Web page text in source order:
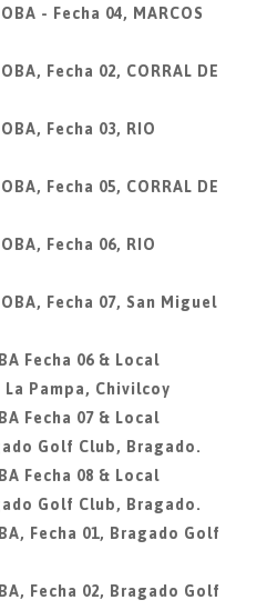
- Fecha 04, MARCOS
Fecha 02, CORRAL DE
Fecha 03, RIO
Fecha 05, CORRAL DE
Fecha 06, RIO
Fecha 07, San Miguel
Fecha 06 & Local
La Pampa, Chivilcoy
Fecha 07 & Local
Golf Club, Bragado.
Fecha 08 & Local
Golf Club, Bragado.
Fecha 01, Bragado Golf
Fecha 02, Bragado Golf